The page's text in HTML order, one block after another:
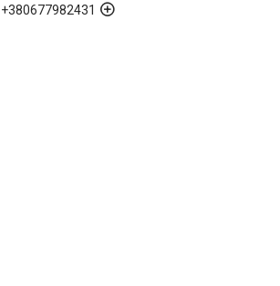
+380677982431